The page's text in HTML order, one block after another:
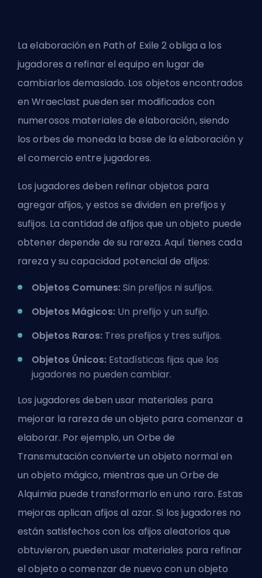
La elaboración en Path of Exile 2 obliga a los
jugadores a refinar el equipo en lugar de
cambiarlos demasiado. Los objetos encontrados
en Wraeclast pueden ser modificados con
numerosos materiales de elaboración, siendo
los orbes de moneda la base de la elaboración y
el comercio entre jugadores.
Los jugadores deben refinar objetos para
agregar afijos, y estos se dividen en prefijos y
sufijos. La cantidad de afijos que un objeto puede
obtener depende de su rareza. Aquí tienes cada
rareza y su capacidad potencial de afijos:
Objetos Comunes:Sin prefijos ni sufijos.
Objetos Mágicos: Un prefijo y un sufijo.
Objetos Raros: Tres prefijos y tres sufijos.
Objetos Únicos: Estadísticas fijas que los
jugadores no pueden cambiar.
Los jugadores deben usar materiales para
mejorar la rareza de un objeto para comenzar a
elaborar. Por ejemplo, un Orbe de
Transmutación convierte un objeto normal en
un objeto mágico, mientras que un Orbe de
Alquimia puede transformarlo en uno raro. Estas
mejoras aplican afijos al azar. Si los jugadores no
están satisfechos con los afijos aleatorios que
obtuvieron, pueden usar materiales para refinar
el objeto o comenzar de nuevo con un objeto